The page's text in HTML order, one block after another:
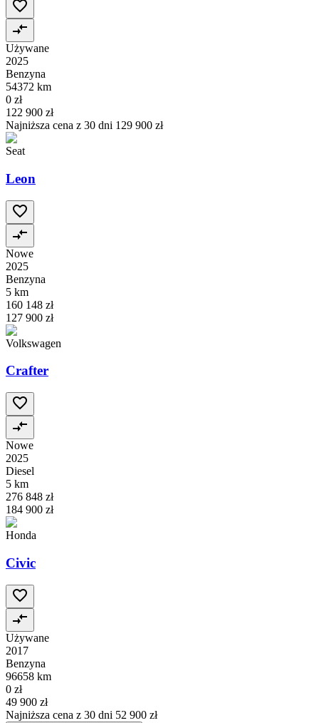
Używane
2025
Benzyna
54372 km
0 zł
122 900 zł
Najniższa cena z 30 dni 129 900 zł
Seat
Leon
Nowe
2025
Benzyna
5 km
160 148 zł
127 900 zł
Volkswagen
Crafter
Nowe
2025
Diesel
5 km
276 848 zł
184 900 zł
Honda
Civic
Używane
2017
Benzyna
96658 km
0 zł
49 900 zł
Najniższa cena z 30 dni 52 900 zł